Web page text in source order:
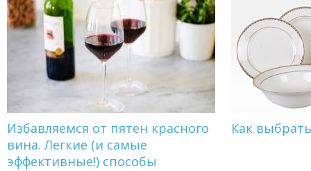
Избавляемся от пятен красного
вина. Легкие (и самые
эффективные!) способы
Как